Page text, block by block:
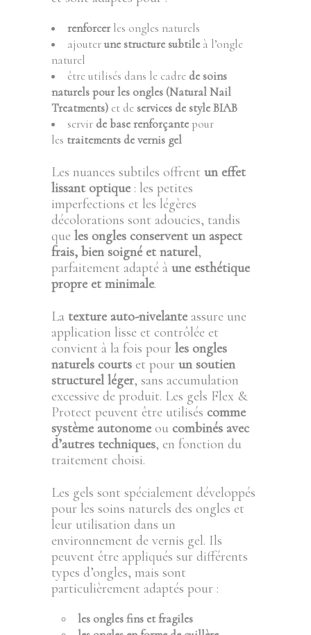
renforcerles ongles naturels
ajouterune structure subtile à l’ongle
naturel
être utilisés dans le cadre de soins
naturels pour les ongles (Natural Nail
Treatments) et de services de style BIAB
servir de base renforçante pour
les traitements de vernis gel
Les nuances subtiles offrent un effet
lissant optique : les petites
imperfections et les légères
décolorations sont adoucies, tandis
que les ongles conservent un aspect
frais, bien soigné et naturel,
parfaitement adapté à une esthétique
propre et minimale.
La texture auto-nivelante assure une
application lisse et contrôlée et
convient à la fois pour les ongles
naturels courts et pour un soutien
structurel léger, sans accumulation
excessive de produit. Les gels Flex &
Protect peuvent être utilisés comme
système autonome ou combinés avec
d’autres techniques, en fonction du
traitement choisi.
Les gels sont spécialement développés
pour les soins naturels des ongles et
leur utilisation dans un
environnement de vernis gel. Ils
peuvent être appliqués sur différents
types d’ongles, mais sont
particulièrement adaptés pour :
les ongles fins et fragiles